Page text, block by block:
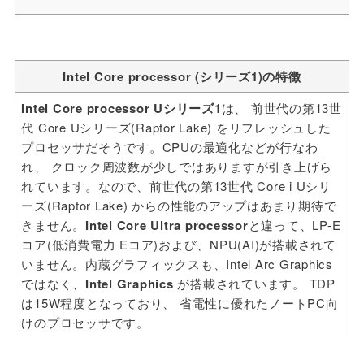
Intel Core processor (シリーズ1)の特徴
Intel Core processor Uシリーズ1は、 前世代の第13世
代 Core Uシリーズ(Raptor Lake) をリフレッシュした
プロセッサだそうです。CPUの最適化などが行なわ
れ、 クロック周波数が少しではありますが引き上げら
れています。なので、前世代の第13世代 Core i Uシリ
ーズ(Raptor Lake) からの性能のアップはあまり期待で
きません。 Intel Core Ultra processorと違って、LP-E
コア(低消費電力 Eコア)および、NPU(AI)が搭載されて
いません。内蔵グラフィックスも、Intel Arc Graphics
ではなく、 Intel Graphics が搭載されています。 TDP
は15W程度となっており、 省電性に優れたノートPC向
けのプロセッサです。